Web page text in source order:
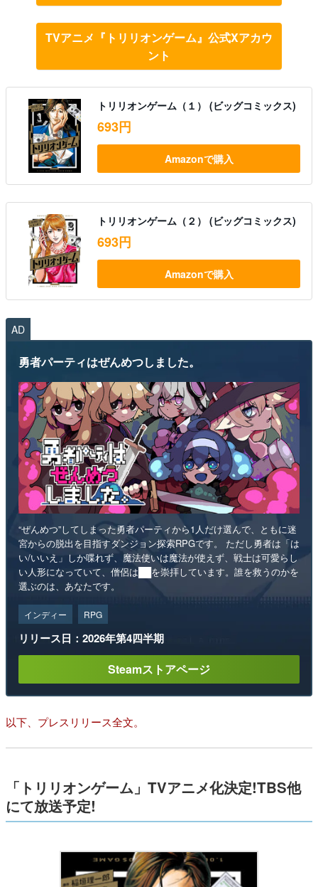
TVアニメ『トリリオンゲーム』公式Xアカウ
ント
トリリオンゲーム（１） (ビッグコミックス)
693円
Amazonで購入
トリリオンゲーム（２） (ビッグコミックス)
693円
Amazonで購入
AD
勇者パーティはぜんめつしました。
“ぜんめつ”してしまった勇者パーティから1人だけ選んで、ともに迷
宮からの脱出を目指すダンジョン探索RPGです。 ただし勇者は「は
い/いいえ」しか喋れず、魔法使いは魔法が使えず、戦士は可愛らし
い人形になっていて、僧侶は██を崇拝しています。誰を救うのかを
選ぶのは、あなたです。
インディー RPG
リリース日：2026年第4四半期
Steamストアページ
以下、プレスリリース全文。
「トリリオンゲーム」TVアニメ化決定!TBS他
にて放送予定!